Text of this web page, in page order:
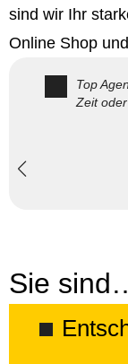
sind wir Ihr
Online Shop
Top
Zeit
Sie